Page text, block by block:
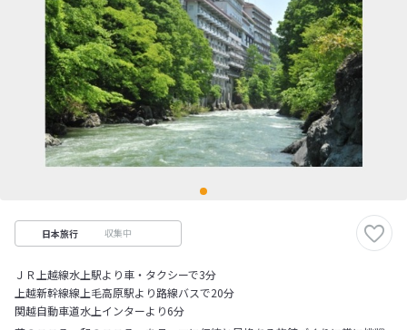
日本旅行 収集中
ＪＲ上越線水上駅より車・タクシーで3分
上越新幹線線上毛高原駅より路線バスで20分
関越自動車道水上インターより6分